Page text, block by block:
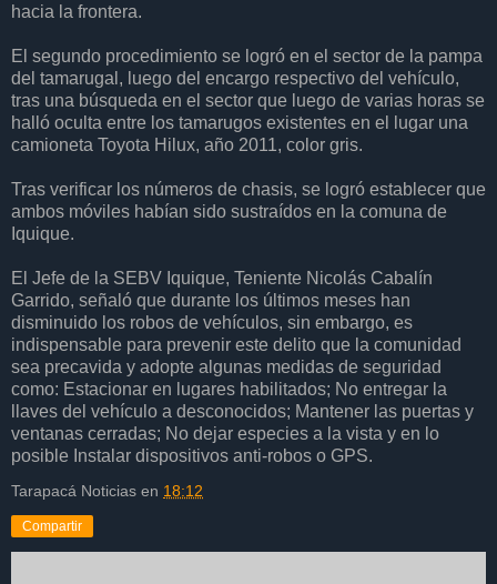
hacia la frontera.
El segundo procedimiento se logró en el sector de la pampa
del tamarugal, luego del encargo respectivo del vehículo,
tras una búsqueda en el sector que luego de varias horas se
halló oculta entre los tamarugos existentes en el lugar una
camioneta Toyota Hilux, año 2011, color gris.
Tras verificar los números de chasis, se logró establecer que
ambos móviles habían sido sustraídos en la comuna de
Iquique.
El Jefe de la SEBV Iquique, Teniente Nicolás Cabalín
Garrido, señaló que durante los últimos meses han
disminuido los robos de vehículos, sin embargo, es
indispensable para prevenir este delito que la comunidad
sea precavida y adopte algunas medidas de seguridad
como: Estacionar en lugares habilitados; No entregar la
llaves del vehículo a desconocidos; Mantener las puertas y
ventanas cerradas; No dejar especies a la vista y en lo
posible Instalar dispositivos anti-robos o GPS.
Tarapacá Noticias en 18:12
Compartir